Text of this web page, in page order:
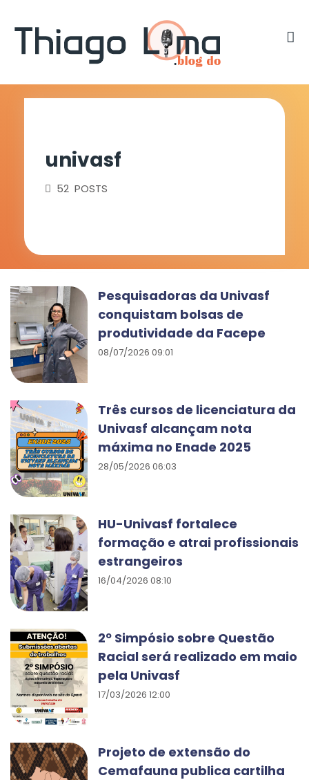
univasf
52 POSTS
Pesquisadoras da Univasf
conquistam bolsas de
produtividade da Facepe
08/07/2026 09:01
Três cursos de licenciatura da
Univasf alcançam nota
máxima no Enade 2025
28/05/2026 06:03
HU-Univasf fortalece
formação e atrai profissionais
estrangeiros
16/04/2026 08:10
2º Simpósio sobre Questão
Racial será realizado em maio
pela Univasf
17/03/2026 12:00
Projeto de extensão do
Cemafauna publica cartilha